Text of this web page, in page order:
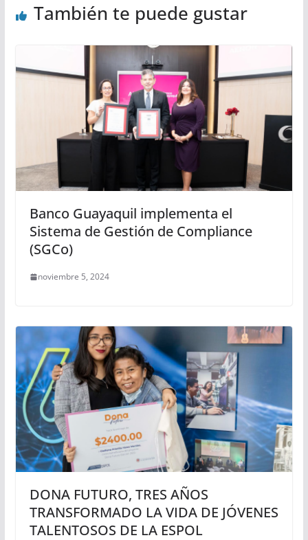
También te puede gustar
Banco Guayaquil implementa el
Sistema de Gestión de Compliance
(SGCo)
noviembre 5, 2024
DONA FUTURO, TRES AÑOS
TRANSFORMADO LA VIDA DE JÓVENES
TALENTOSOS DE LA ESPOL